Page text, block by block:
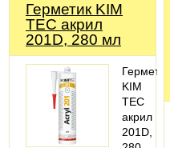
Герметик KIM
TEC акрил
201D, 280 мл
Герметик
KIM
TEC
акрил
201D,